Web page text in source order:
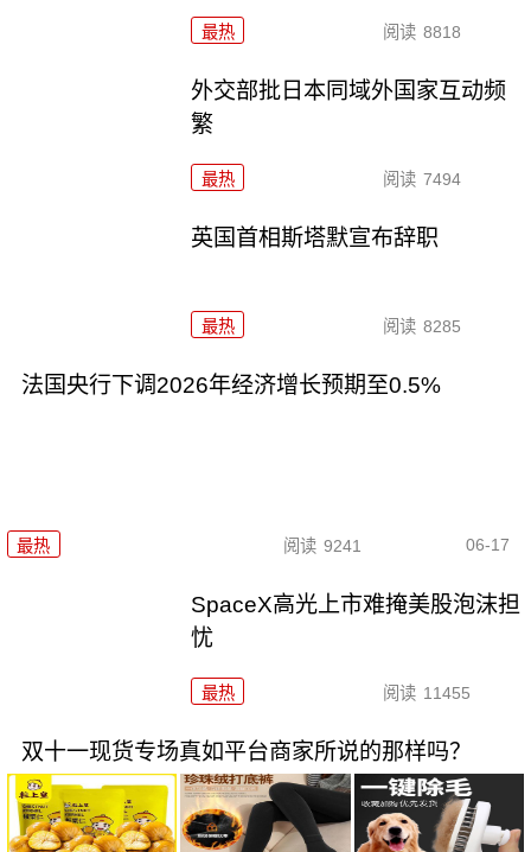
最热 阅读 8818
外交部批日本同域外国家互动频
繁
最热 阅读 7494
英国首相斯塔默宣布辞职
最热 阅读 8285
法国央行下调2026年经济增长预期至0.5%
最热 阅读 9241 06-17
SpaceX高光上市难掩美股泡沫担
忧
最热 阅读 11455
双十一现货专场真如平台商家所说的那样吗？